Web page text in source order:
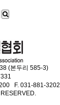
(본두리 585-3)
F. 031-881-3202